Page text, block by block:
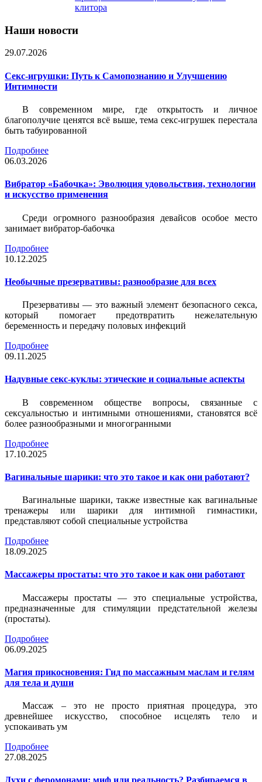
клитора
Наши новости
29.07.2026
Секс-игрушки: Путь к Самопознанию и Улучшению
Интимности
В современном мире, где открытость и личное
благополучие ценятся всё выше, тема секс-игрушек перестала
быть табуированной
Подробнее
06.03.2026
Вибратор «Бабочка»: Эволюция удовольствия, технологии
и искусство применения
Среди огромного разнообразия девайсов особое место
занимает вибратор-бабочка
Подробнее
10.12.2025
Необычные презервативы: разнообразие для всех
Презервативы — это важный элемент безопасного секса,
который помогает предотвратить нежелательную
беременность и передачу половых инфекций
Подробнее
09.11.2025
Надувные секс-куклы: этические и социальные аспекты
В современном обществе вопросы, связанные с
сексуальностью и интимными отношениями, становятся всё
более разнообразными и многогранными
Подробнее
17.10.2025
Вагинальные шарики: что это такое и как они работают?
Вагинальные шарики, также известные как вагинальные
тренажеры или шарики для интимной гимнастики,
представляют собой специальные устройства
Подробнее
18.09.2025
Массажеры простаты: что это такое и как они работают
Массажеры простаты — это специальные устройства,
предназначенные для стимуляции предстательной железы
(простаты).
Подробнее
06.09.2025
Магия прикосновения: Гид по массажным маслам и гелям
для тела и души
Массаж – это не просто приятная процедура, это
древнейшее искусство, способное исцелять тело и
успокаивать ум
Подробнее
27.08.2025